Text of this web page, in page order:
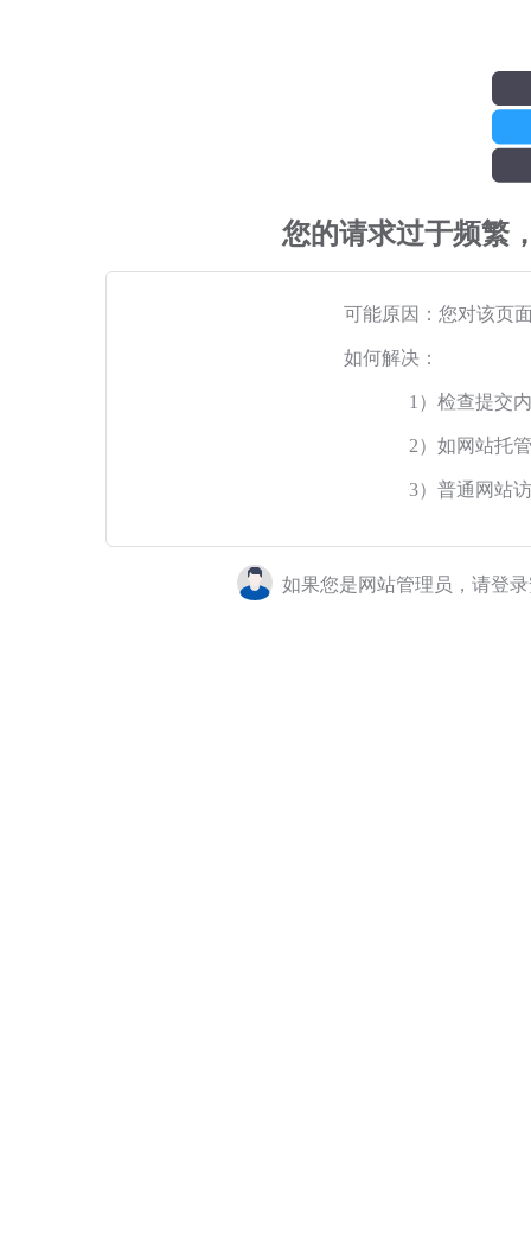
您的请求过于频繁
可能原因：您对该页
如何解决：
1）检查提交
2）如网站托
3）普通网站
如果您是网站管理员，请登